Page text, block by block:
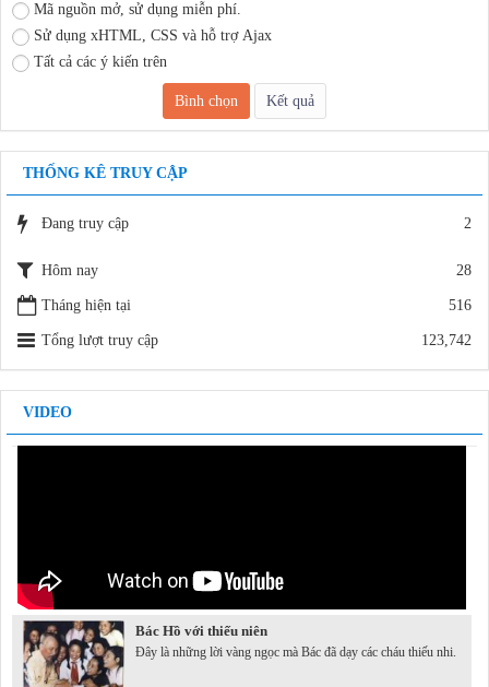
2181/KH-SGDĐT - 11/11/2015
V/v báo cáo kết quả và tự chấm điểm thi đua thực hiện nhiệm vụ văn
2188 /SGDĐT-VP - 18/11/2015
V/v báo cáo kết quả và tự chấm điểm thi đua thực hiện nhiệm vụ văn
thư, lưu trữ năm 2015-2
2199 /SGDĐT-VP - 18/11/2015
Mã nguồn mở, sử dụng miễn phí.
Sử dụng xHTML, CSS và hỗ trợ Ajax
Tất cả các ý kiến trên
THỐNG KÊ TRUY CẬP
Đang truy cập 2
Hôm nay 28
Tháng hiện tại 516
Tổng lượt truy cập 123,742
VIDEO
Bác Hồ với thiếu niên
Đây là những lời vàng ngọc mà Bác đã dạy các cháu thiếu nhi.